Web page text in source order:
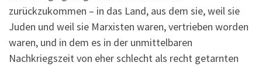
zurückzukommen – in das Land, aus dem sie, weil sie
Juden und weil sie Marxisten waren, vertrieben worden
waren, und in dem es in der unmittelbaren
Nachkriegszeit von eher schlecht als recht getarnten